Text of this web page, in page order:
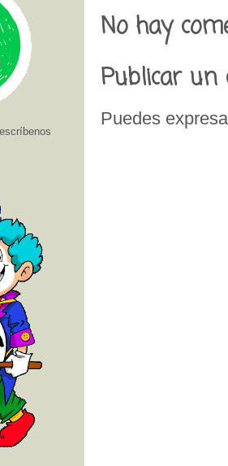
No hay
Publicar
Puedes